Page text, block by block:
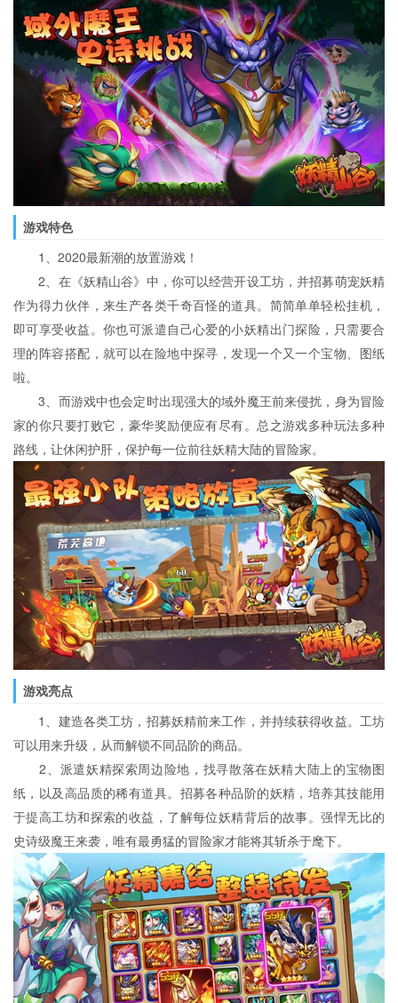
游戏特色
1、2020最新潮的放置游戏！
2、在《妖精山谷》中，你可以经营开设工坊，并招募萌宠妖精
作为得力伙伴，来生产各类千奇百怪的道具。简简单单轻松挂机，
即可享受收益。你也可派遣自己心爱的小妖精出门探险，只需要合
理的阵容搭配，就可以在险地中探寻，发现一个又一个宝物、图纸
啦。
3、而游戏中也会定时出现强大的域外魔王前来侵扰，身为冒险
家的你只要打败它，豪华奖励便应有尽有。总之游戏多种玩法多种
路线，让休闲护肝，保护每一位前往妖精大陆的冒险家。
游戏亮点
1、建造各类工坊，招募妖精前来工作，并持续获得收益。工坊
可以用来升级，从而解锁不同品阶的商品。
2、派遣妖精探索周边险地，找寻散落在妖精大陆上的宝物图
纸，以及高品质的稀有道具。招募各种品阶的妖精，培养其技能用
于提高工坊和探索的收益，了解每位妖精背后的故事。强悍无比的
史诗级魔王来袭，唯有最勇猛的冒险家才能将其斩杀于麾下。